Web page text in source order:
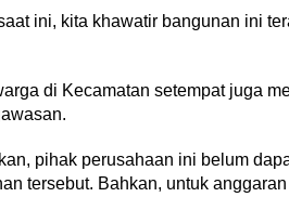
ini, kita khawatir bangunan ini
di Kecamatan setempat juga
pihak perusahaan ini belum
tersebut. Bahkan, untuk